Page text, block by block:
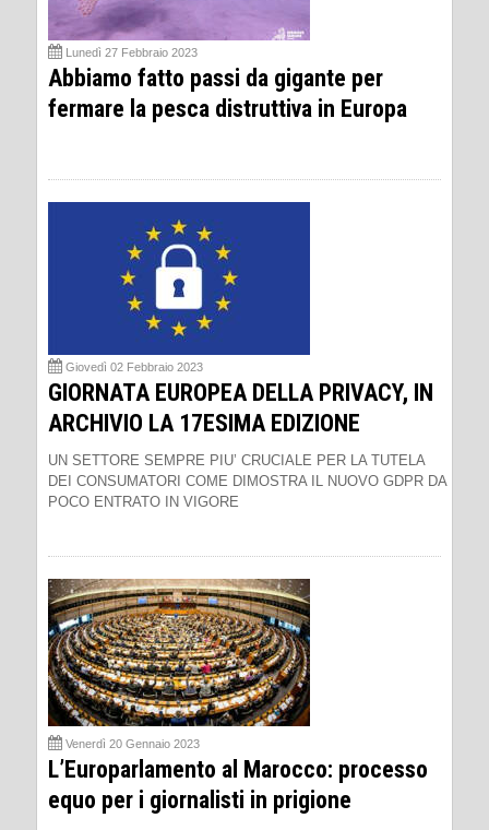
Lunedì 27 Febbraio 2023
Abbiamo fatto passi da gigante per
fermare la pesca distruttiva in Europa
Giovedì 02 Febbraio 2023
GIORNATA EUROPEA DELLA PRIVACY, IN
ARCHIVIO LA 17ESIMA EDIZIONE
UN SETTORE SEMPRE PIU’ CRUCIALE PER LA TUTELA
DEI CONSUMATORI COME DIMOSTRA IL NUOVO GDPR DA
POCO ENTRATO IN VIGORE
Venerdì 20 Gennaio 2023
L’Europarlamento al Marocco: processo
equo per i giornalisti in prigione